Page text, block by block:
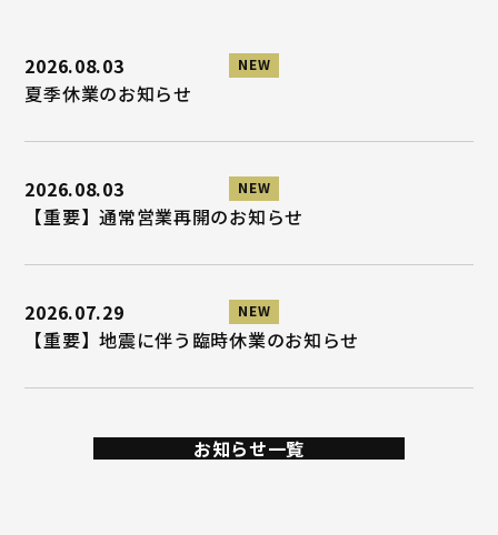
2026.08.03 NEW
夏季休業のお知らせ
2026.08.03 NEW
【重要】通常営業再開のお知らせ
2026.07.29 NEW
【重要】地震に伴う臨時休業のお知らせ
お知らせ一覧